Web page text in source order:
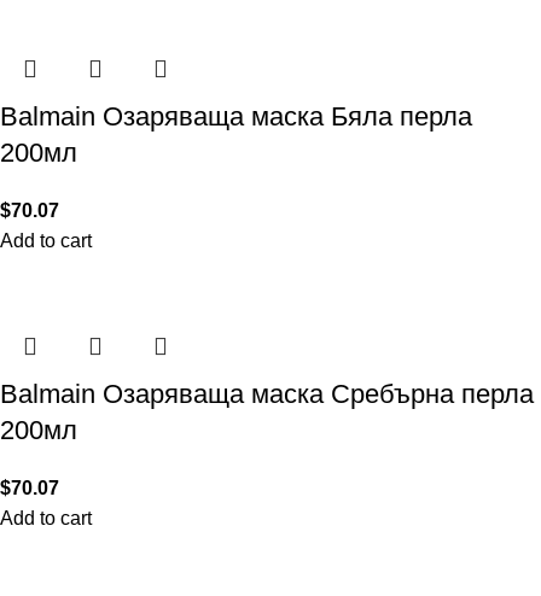
Balmain Озаряваща маска Бяла перла
200мл
$70.07
Add to cart
Balmain Озаряваща маска Сребърна перла
200мл
$70.07
Add to cart